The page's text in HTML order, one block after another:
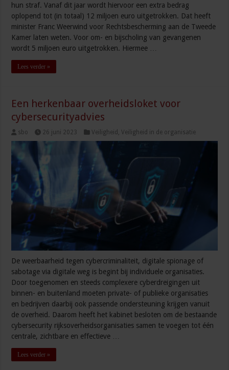
hun straf. Vanaf dit jaar wordt hiervoor een extra bedrag
oplopend tot (in totaal) 12 miljoen euro uitgetrokken. Dat heeft
minister Franc Weerwind voor Rechtsbescherming aan de Tweede
Kamer laten weten. Voor om- en bijscholing van gevangenen
wordt 5 miljoen euro uitgetrokken. Hiermee …
Lees verder »
Een herkenbaar overheidsloket voor
cybersecurityadvies
sbo 26 juni 2023 Veiligheid ,Veiligheid in de organisatie
De weerbaarheid tegen cybercriminaliteit, digitale spionage of
sabotage via digitale weg is begint bij individuele organisaties.
Door toegenomen en steeds complexere cyberdreigingen uit
binnen- en buitenland moeten private- of publieke organisaties
en bedrijven daarbij ook passende ondersteuning krijgen vanuit
de overheid. Daarom heeft het kabinet besloten om de bestaande
cybersecurity rijksoverheidsorganisaties samen te voegen tot één
centrale, zichtbare en effectieve …
Lees verder »